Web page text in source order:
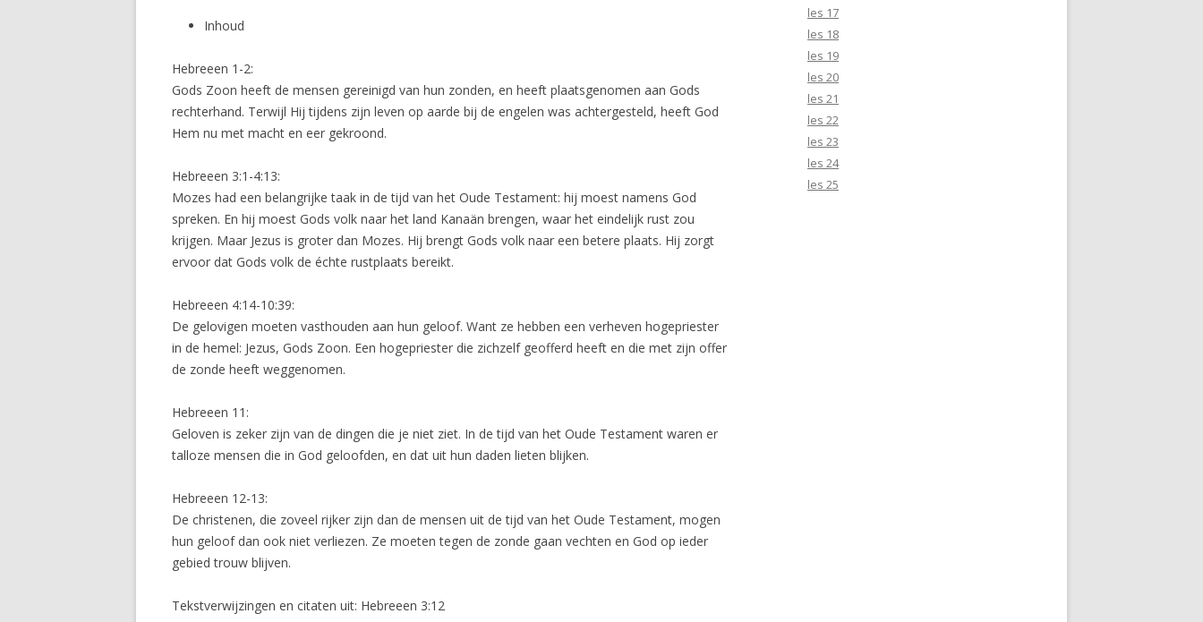
Inhoud
Hebreeen 1-2:
Gods Zoon heeft de mensen gereinigd van hun zonden, en heeft plaatsgenomen aan Gods
rechterhand. Terwijl Hij tijdens zijn leven op aarde bij de engelen was achtergesteld, heeft God
Hem nu met macht en eer gekroond.
Hebreeen 3:1-4:13:
Mozes had een belangrijke taak in de tijd van het Oude Testament: hij moest namens God
spreken. En hij moest Gods volk naar het land Kanaän brengen, waar het eindelijk rust zou
krijgen. Maar Jezus is groter dan Mozes. Hij brengt Gods volk naar een betere plaats. Hij zorgt
ervoor dat Gods volk de échte rustplaats bereikt.
Hebreeen 4:14-10:39:
De gelovigen moeten vasthouden aan hun geloof. Want ze hebben een verheven hogepriester
in de hemel: Jezus, Gods Zoon. Een hogepriester die zichzelf geofferd heeft en die met zijn offer
de zonde heeft weggenomen.
Hebreeen 11:
Geloven is zeker zijn van de dingen die je niet ziet. In de tijd van het Oude Testament waren er
talloze mensen die in God geloofden, en dat uit hun daden lieten blijken.
Hebreeen 12-13:
De christenen, die zoveel rijker zijn dan de mensen uit de tijd van het Oude Testament, mogen
hun geloof dan ook niet verliezen. Ze moeten tegen de zonde gaan vechten en God op ieder
gebied trouw blijven.
Tekstverwijzingen en citaten uit: Hebreeen 3:12
les 17
les 18
les 19
les 20
les 21
les 22
les 23
les 24
les 25